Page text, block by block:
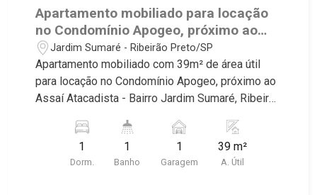
Apartamento mobiliado para locação
no Condomínio Apogeo, próximo ao
Assaí Atacadista - Ribeirão Preto/SP.
Jardim Sumaré - Ribeirão Preto/SP
Apartamento mobiliado com 39m² de área útil
para locação no Condomínio Apogeo, próximo ao
Assaí Atacadista - Bairro Jardim Sumaré, Ribeirão
imóvel que a Martinelli Imobiliária selecionou
para você: - 39m² de área útil - 1 dormitório com
armários e ar-condicionado - Banheiro social -
1
Dorm.
1
Banho
1
Garagem
39 m²
A. Útil